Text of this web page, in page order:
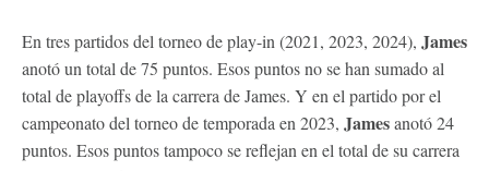
En tres partidos del torneo de play-in (2021, 2023, 2024), James
anotó un total de 75 puntos. Esos puntos no se han sumado al
total de playoffs de la carrera de James. Y en el partido por el
campeonato del torneo de temporada en 2023, Jamesanotó 24
puntos. Esos puntos tampoco se reflejan en el total de su carrera